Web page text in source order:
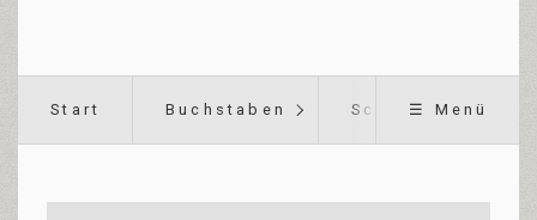
Start Buchstaben Schilder☰ Menü